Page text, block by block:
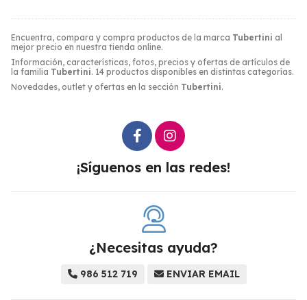
Encuentra, compara y compra productos de la marca Tubertini al
mejor precio en nuestra tienda online.
Información, características, fotos, precios y ofertas de artículos de
la familia Tubertini. 14 productos disponibles en distintas categorías.
Novedades, outlet y ofertas en la sección Tubertini.
¡Síguenos en las redes!
¿Necesitas ayuda?
986 512 719 ENVIAR EMAIL